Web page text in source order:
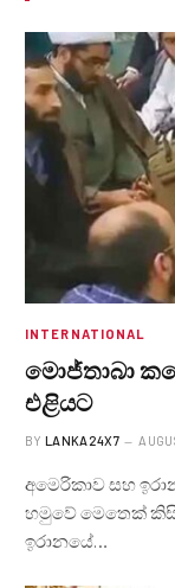
INTERNATIONAL
මොජ්තාබා
එළියට
BY LANKA24X7
අමෙරිකාව සහ
හමුවේ මෙතෙක්
ඉරානයේ…